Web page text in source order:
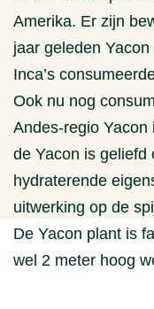
Amerika. Er zijn
jaar geleden
Inca’s
Ook nu nog
Andes-regio
de Yacon is geliefd
hydraterende
uitwerking op de
De Yacon plant is
wel 2 meter hoog